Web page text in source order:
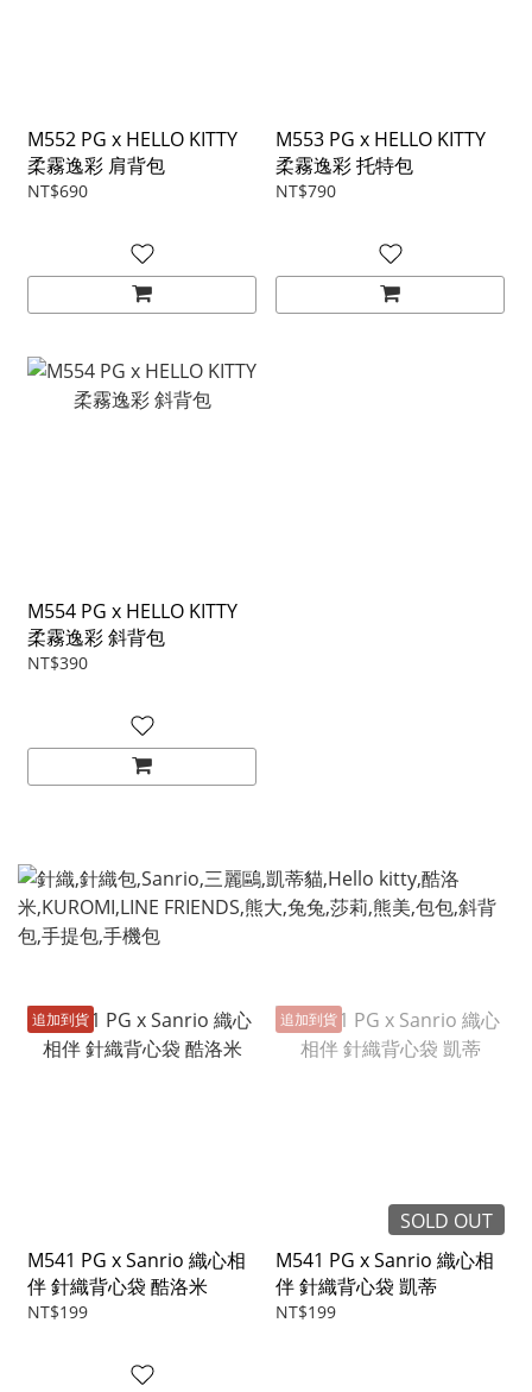
M552 PG x HELLO KITTY
柔霧逸彩 肩背包
NT$690
M553 PG x HELLO KITTY
柔霧逸彩 托特包
NT$790
M554 PG x HELLO KITTY
柔霧逸彩 斜背包
NT$390
追加到貨
M541 PG x Sanrio 織心相
伴 針織背心袋 酷洛米
NT$199
追加到貨
SOLD OUT
M541 PG x Sanrio 織心相
伴 針織背心袋 凱蒂
NT$199